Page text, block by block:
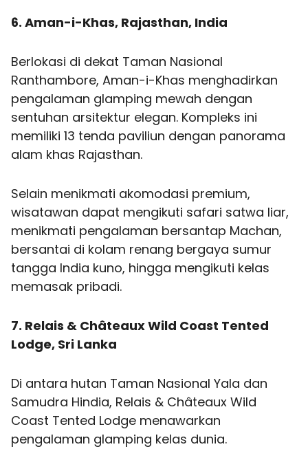
6. Aman-i-Khas, Rajasthan, India
Berlokasi di dekat Taman Nasional
Ranthambore, Aman-i-Khas menghadirkan
pengalaman glamping mewah dengan
sentuhan arsitektur elegan. Kompleks ini
memiliki 13 tenda paviliun dengan panorama
alam khas Rajasthan.
Selain menikmati akomodasi premium,
wisatawan dapat mengikuti safari satwa liar,
menikmati pengalaman bersantap Machan,
bersantai di kolam renang bergaya sumur
tangga India kuno, hingga mengikuti kelas
memasak pribadi.
7. Relais & Châteaux Wild Coast Tented
Lodge, Sri Lanka
Di antara hutan Taman Nasional Yala dan
Samudra Hindia, Relais & Châteaux Wild
Coast Tented Lodge menawarkan
pengalaman glamping kelas dunia.